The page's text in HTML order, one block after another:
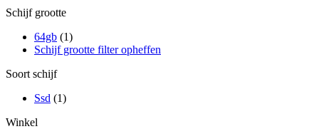
Schijf grootte
64gb (1)
Schijf grootte filter opheffen
Soort schijf
Ssd (1)
Winkel